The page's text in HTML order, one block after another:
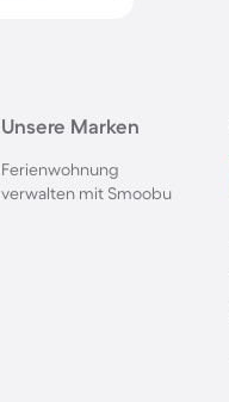
Unsere Marken
Ferienwohnung
verwalten mit Smoobu